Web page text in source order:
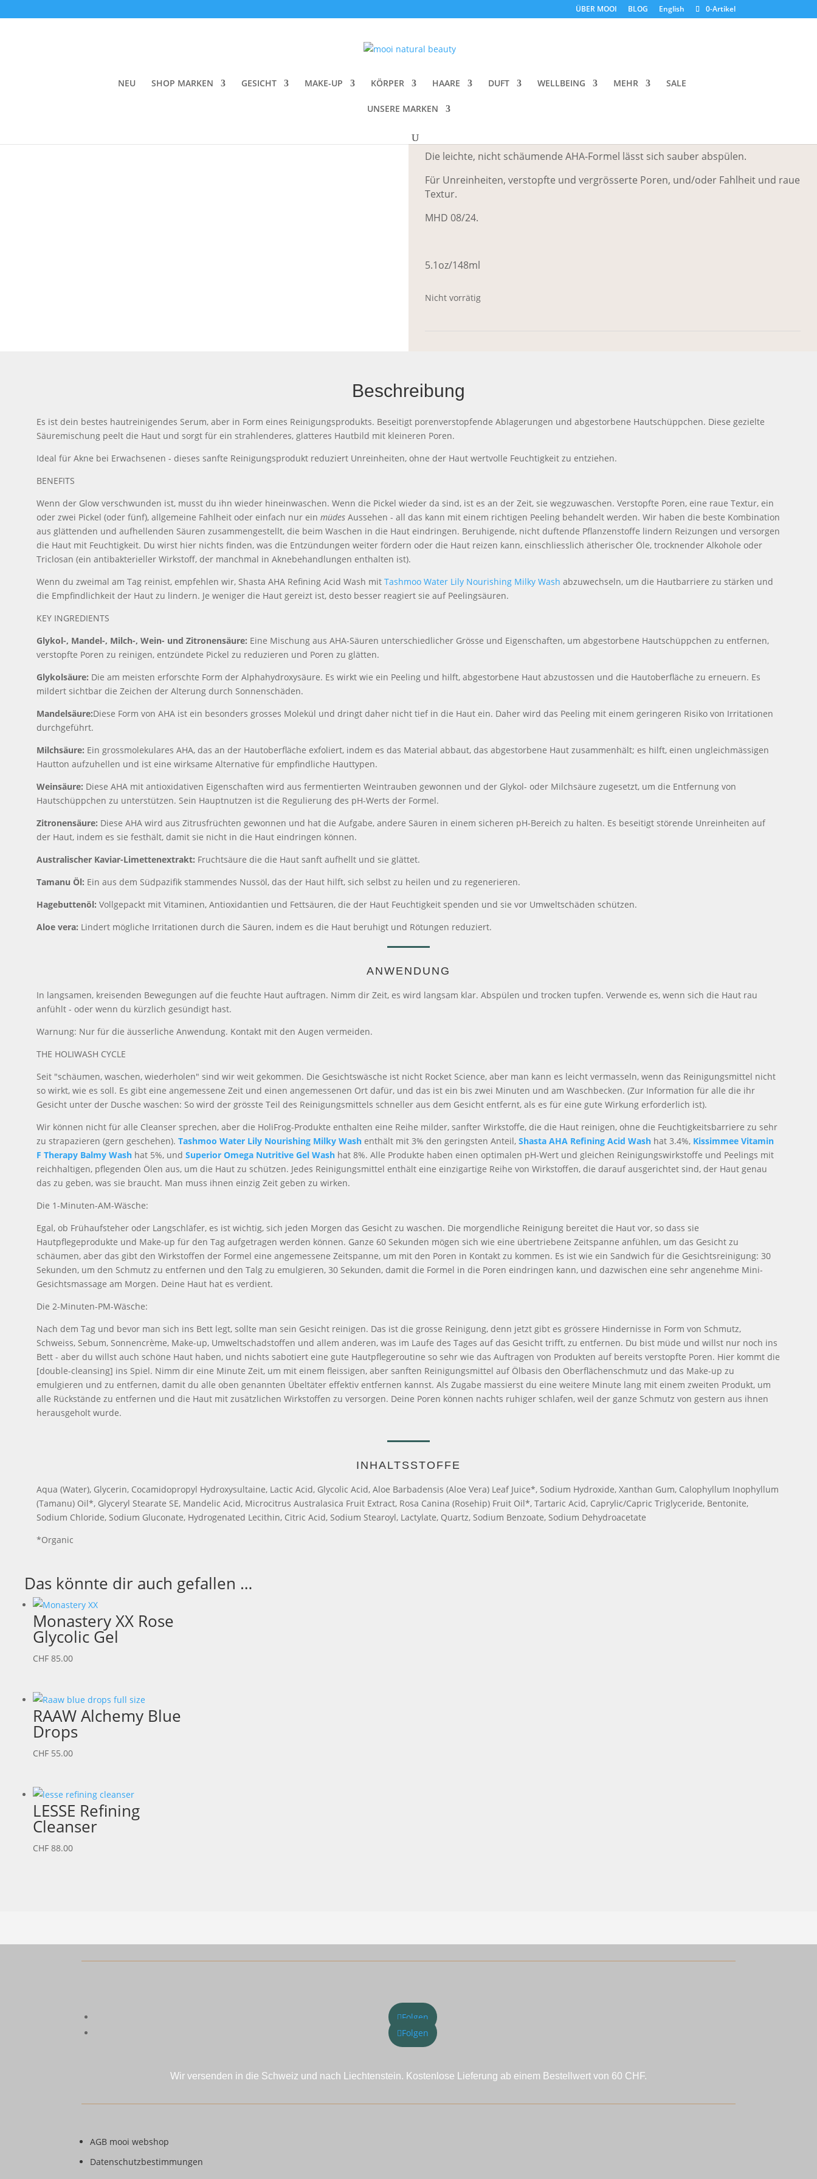
ÜBER MOOI BLOG English 0-Artikel
NEU SHOP MARKEN GESICHT MAKE-UP KÖRPER HAARE DUFT WELLBEING MEHR SALE
UNSERE MARKEN
HoliFrog Shasta AHA Refining Acid Wash
Die leichte, nicht schäumende AHA-Formel lässt sich sauber abspülen.
Für Unreinheiten, verstopfte und vergrösserte Poren, und/oder Fahlheit und raue
Textur.
MHD 08/24.
5.1oz/148ml
Nicht vorrätig
Beschreibung
Es ist dein bestes hautreinigendes Serum, aber in Form eines Reinigungsprodukts. Beseitigt porenverstopfende Ablagerungen und abgestorbene Hautschüppchen. Diese gezielte
Säuremischung peelt die Haut und sorgt für ein strahlenderes, glatteres Hautbild mit kleineren Poren.
Ideal für Akne bei Erwachsenen - dieses sanfte Reinigungsprodukt reduziert Unreinheiten, ohne der Haut wertvolle Feuchtigkeit zu entziehen.
BENEFITS
Wenn der Glow verschwunden ist, musst du ihn wieder hineinwaschen. Wenn die Pickel wieder da sind, ist es an der Zeit, sie wegzuwaschen. Verstopfte Poren, eine raue Textur, ein
oder zwei Pickel (oder fünf), allgemeine Fahlheit oder einfach nur einmüdes Aussehen - all das kann mit einem richtigen Peeling behandelt werden. Wir haben die beste Kombination
aus glättenden und aufhellenden Säuren zusammengestellt, die beim Waschen in die Haut eindringen. Beruhigende, nicht duftende Pflanzenstoffe lindern Reizungen und versorgen
die Haut mit Feuchtigkeit. Du wirst hier nichts finden, was die Entzündungen weiter fördern oder die Haut reizen kann, einschliesslich ätherischer Öle, trocknender Alkohole oder
Triclosan (ein antibakterieller Wirkstoff, der manchmal in Aknebehandlungen enthalten ist).
Wenn du zweimal am Tag reinist, empfehlen wir, Shasta AHA Refining Acid Wash mitTashmoo Water Lily Nourishing Milky Wash abzuwechseln, um die Hautbarriere zu stärken und
die Empfindlichkeit der Haut zu lindern. Je weniger die Haut gereizt ist, desto besser reagiert sie auf Peelingsäuren.
KEY INGREDIENTS
Glykol-, Mandel-, Milch-, Wein- und Zitronensäure: Eine Mischung aus AHA-Säuren unterschiedlicher Grösse und Eigenschaften, um abgestorbene Hautschüppchen zu entfernen,
verstopfte Poren zu reinigen, entzündete Pickel zu reduzieren und Poren zu glätten.
Glykolsäure: Die am meisten erforschte Form der Alphahydroxysäure. Es wirkt wie ein Peeling und hilft, abgestorbene Haut abzustossen und die Hautoberfläche zu erneuern. Es
mildert sichtbar die Zeichen der Alterung durch Sonnenschäden.
Mandelsäure:Diese Form von AHA ist ein besonders grosses Molekül und dringt daher nicht tief in die Haut ein. Daher wird das Peeling mit einem geringeren Risiko von Irritationen
durchgeführt.
Milchsäure: Ein grossmolekulares AHA, das an der Hautoberfläche exfoliert, indem es das Material abbaut, das abgestorbene Haut zusammenhält; es hilft, einen ungleichmässigen
Hautton aufzuhellen und ist eine wirksame Alternative für empfindliche Hauttypen.
Weinsäure: Diese AHA mit antioxidativen Eigenschaften wird aus fermentierten Weintrauben gewonnen und der Glykol- oder Milchsäure zugesetzt, um die Entfernung von
Hautschüppchen zu unterstützen. Sein Hauptnutzen ist die Regulierung des pH-Werts der Formel.
Zitronensäure: Diese AHA wird aus Zitrusfrüchten gewonnen und hat die Aufgabe, andere Säuren in einem sicheren pH-Bereich zu halten. Es beseitigt störende Unreinheiten auf
der Haut, indem es sie festhält, damit sie nicht in die Haut eindringen können.
Australischer Kaviar-Limettenextrakt: Fruchtsäure die die Haut sanft aufhellt und sie glättet.
Tamanu Öl: Ein aus dem Südpazifik stammendes Nussöl, das der Haut hilft, sich selbst zu heilen und zu regenerieren.
Hagebuttenöl: Vollgepackt mit Vitaminen, Antioxidantien und Fettsäuren, die der Haut Feuchtigkeit spenden und sie vor Umweltschäden schützen.
Aloe vera: Lindert mögliche Irritationen durch die Säuren, indem es die Haut beruhigt und Rötungen reduziert.
ANWENDUNG
In langsamen, kreisenden Bewegungen auf die feuchte Haut auftragen. Nimm dir Zeit, es wird langsam klar. Abspülen und trocken tupfen. Verwende es, wenn sich die Haut rau
anfühlt - oder wenn du kürzlich gesündigt hast.
Warnung: Nur für die äusserliche Anwendung. Kontakt mit den Augen vermeiden.
THE HOLIWASH CYCLE
Seit "schäumen, waschen, wiederholen" sind wir weit gekommen. Die Gesichtswäsche ist nicht Rocket Science, aber man kann es leicht vermasseln, wenn das Reinigungsmittel nicht
so wirkt, wie es soll. Es gibt eine angemessene Zeit und einen angemessenen Ort dafür, und das ist ein bis zwei Minuten und am Waschbecken. (Zur Information für alle die ihr
Gesicht unter der Dusche waschen: So wird der grösste Teil des Reinigungsmittels schneller aus dem Gesicht entfernt, als es für eine gute Wirkung erforderlich ist).
Wir können nicht für alle Cleanser sprechen, aber die HoliFrog-Produkte enthalten eine Reihe milder, sanfter Wirkstoffe, die die Haut reinigen, ohne die Feuchtigkeitsbarriere zu sehr
zu strapazieren (gern geschehen).Tashmoo Water Lily Nourishing Milky Wash enthält mit 3% den geringsten Anteil,Shasta AHA Refining Acid Wash hat 3.4%, Kissimmee Vitamin
F Therapy Balmy Wash hat 5%, undSuperior Omega Nutritive Gel Wash hat 8%. Alle Produkte haben einen optimalen pH-Wert und gleichen Reinigungswirkstoffe und Peelings mit
reichhaltigen, pflegenden Ölen aus, um die Haut zu schützen. Jedes Reinigungsmittel enthält eine einzigartige Reihe von Wirkstoffen, die darauf ausgerichtet sind, der Haut genau
das zu geben, was sie braucht. Man muss ihnen einzig Zeit geben zu wirken.
Die 1-Minuten-AM-Wäsche:
Egal, ob Frühaufsteher oder Langschläfer, es ist wichtig, sich jeden Morgen das Gesicht zu waschen. Die morgendliche Reinigung bereitet die Haut vor, so dass sie
Hautpflegeprodukte und Make-up für den Tag aufgetragen werden können. Ganze 60 Sekunden mögen sich wie eine übertriebene Zeitspanne anfühlen, um das Gesicht zu
schäumen, aber das gibt den Wirkstoffen der Formel eine angemessene Zeitspanne, um mit den Poren in Kontakt zu kommen. Es ist wie ein Sandwich für die Gesichtsreinigung: 30
Sekunden, um den Schmutz zu entfernen und den Talg zu emulgieren, 30 Sekunden, damit die Formel in die Poren eindringen kann, und dazwischen eine sehr angenehme Mini-
Gesichtsmassage am Morgen. Deine Haut hat es verdient.
Die 2-Minuten-PM-Wäsche:
Nach dem Tag und bevor man sich ins Bett legt, sollte man sein Gesicht reinigen. Das ist die grosse Reinigung, denn jetzt gibt es grössere Hindernisse in Form von Schmutz,
Schweiss, Sebum, Sonnencrème, Make-up, Umweltschadstoffen und allem anderen, was im Laufe des Tages auf das Gesicht trifft, zu entfernen. Du bist müde und willst nur noch ins
Bett - aber du willst auch schöne Haut haben, und nichts sabotiert eine gute Hautpflegeroutine so sehr wie das Auftragen von Produkten auf bereits verstopfte Poren. Hier kommt die
[double-cleansing] ins Spiel. Nimm dir eine Minute Zeit, um mit einem fleissigen, aber sanften Reinigungsmittel auf Ölbasis den Oberflächenschmutz und das Make-up zu
emulgieren und zu entfernen, damit du alle oben genannten Übeltäter effektiv entfernen kannst. Als Zugabe massierst du eine weitere Minute lang mit einem zweiten Produkt, um
alle Rückstände zu entfernen und die Haut mit zusätzlichen Wirkstoffen zu versorgen. Deine Poren können nachts ruhiger schlafen, weil der ganze Schmutz von gestern aus ihnen
herausgeholt wurde.
INHALTSSTOFFE
Aqua (Water), Glycerin, Cocamidopropyl Hydroxysultaine, Lactic Acid, Glycolic Acid, Aloe Barbadensis (Aloe Vera) Leaf Juice*, Sodium Hydroxide, Xanthan Gum, Calophyllum Inophyllum
(Tamanu) Oil*, Glyceryl Stearate SE, Mandelic Acid, Microcitrus Australasica Fruit Extract, Rosa Canina (Rosehip) Fruit Oil*, Tartaric Acid, Caprylic/Capric Triglyceride, Bentonite,
Sodium Chloride, Sodium Gluconate, Hydrogenated Lecithin, Citric Acid, Sodium Stearoyl, Lactylate, Quartz, Sodium Benzoate, Sodium Dehydroacetate
*Organic
Das könnte dir auch gefallen …
Monastery XX Rose
Glycolic Gel
CHF 85.00
RAAW Alchemy Blue
Drops
CHF 55.00
LESSE Refining
Cleanser
CHF 88.00
Folgen
Folgen
Wir versenden in die Schweiz und nach Liechtenstein. Kostenlose Lieferung ab einem Bestellwert von 60 CHF.
AGB mooi webshop
Datenschutzbestimmungen